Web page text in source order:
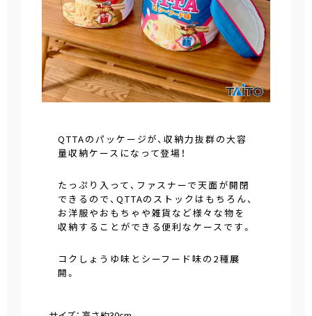
QTTAのパッケージが、収納力抜群の大容
量収納ケースになって登場！
たっぷり入って、ファスナーで天面が開閉
できるので、QTTAのストックはもちろん、
お洋服やおもちゃや雑貨など様々な物を
収納することができる便利なケースです。
コクしょうゆ味とシーフード味の2種展
開。